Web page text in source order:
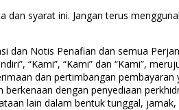
syarat ini. Jangan terus
Notis Penafian dan semua
“Kami”, “Kami” dan “Kami”,
dan pertimbangan
dengan penyediaan
lain dalam bentuk tunggal,